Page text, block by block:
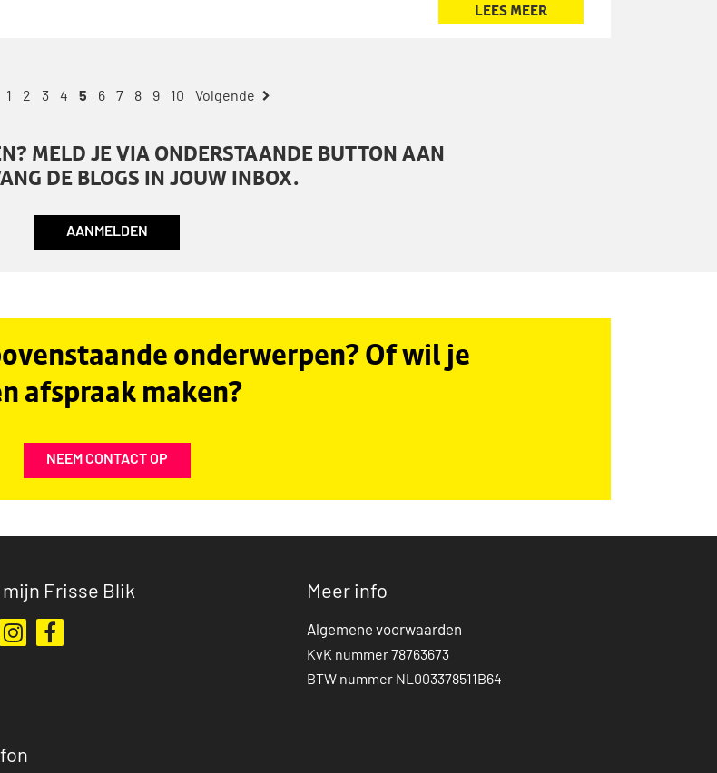
LEES MEER
1 2 3 4 5 6 7 8 9 10
MELD JE VIA ONDERSTAANDE BUTTON AAN
DE BLOGS IN JOUW INBOX.
AANMELDEN
onderwerpen? Of wil je
afspraak maken?
NEEM CONTACT OP
mijn Frisse Blik
Ga naar mijn LinkedIn profiel
Ga naar mijn Instagram profiel
Meer info
Algemene voorwaarden
KvK nummer 78763673
BTW nummer NL003378511B64